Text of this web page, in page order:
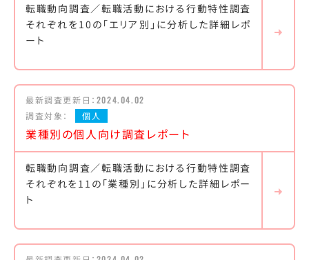
転職動向調査／転職活動における行動特性調査
それぞれを10の「エリア別」に分析した詳細レポ
ート
最新調査更新日： 2024.04.02
調査対象：
個人
業種別の個人向け調査レポート
転職動向調査／転職活動における行動特性調査
それぞれを11の「業種別」に分析した詳細レポー
ト